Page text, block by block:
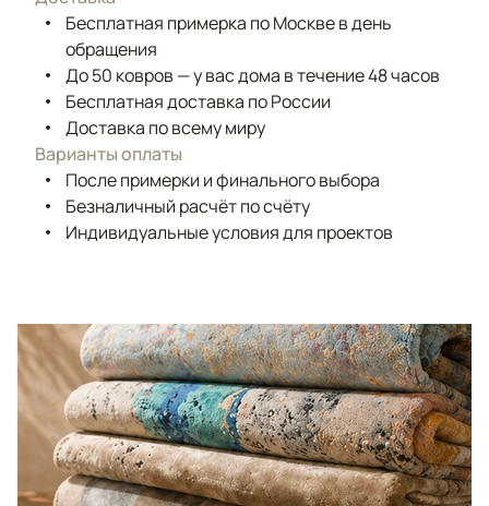
Бесплатная примерка по Москве в день
обращения
До 50 ковров — у вас дома в течение 48 часов
Бесплатная доставка по России
Доставка по всему миру
Варианты оплаты
После примерки и финального выбора
Безналичный расчёт по счёту
Индивидуальные условия для проектов